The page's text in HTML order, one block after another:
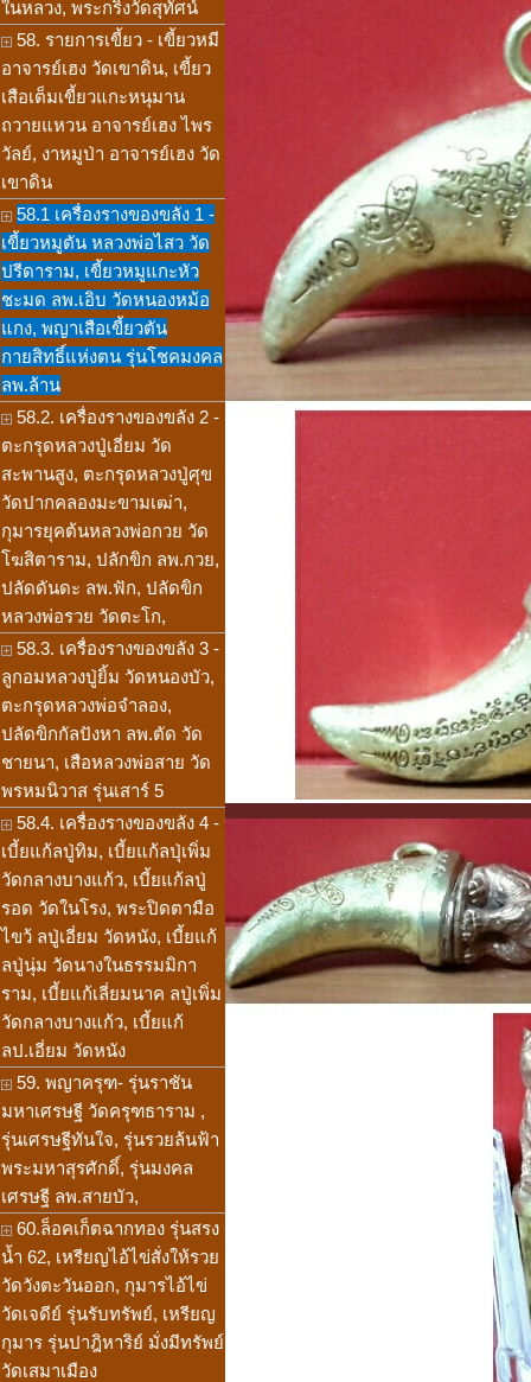
ในหลวง, พระกริ่งวัดสุทัศน์
58. รายการเขี้ยว - เขี้ยวหมี
อาจารย์เฮง วัดเขาดิน, เขี้ยว
เสือเต็มเขี้ยวแกะหนุมาน
ถวายแหวน อาจารย์เฮง ไพร
วัลย์, งาหมูป่า อาจารย์เฮง วัด
เขาดิน
58.1 เครื่องรางของขลัง 1 -
เขี้ยวหมูตัน หลวงพ่อไสว วัด
ปรีดาราม, เขี้ยวหมูแกะหัว
ชะมด ลพ.เอิบ วัดหนองหม้อ
แกง, พญาเสือเขี้ยวตัน
กายสิทธิ์แห่งตน รุ่นโชคมงคล
ลพ.ล้าน
58.2. เครื่องรางของขลัง 2 -
ตะกรุดหลวงปู่เอี่ยม วัด
สะพานสูง, ตะกรุดหลวงปู่ศุข
วัดปากคลองมะขามเฒ่า,
กุมารยุคต้นหลวงพ่อกวย วัด
โฆสิตาราม, ปลักขิก ลพ.กวย,
ปลัดดันดะ ลพ.ฟัก, ปลัดขิก
หลวงพ่อรวย วัดตะโก,
58.3. เครื่องรางของขลัง 3 -
ลูกอมหลวงปู่ยิ้ม วัดหนองบัว,
ตะกรุดหลวงพ่อจำลอง,
ปลัดขิกกัลปังหา ลพ.ตัด วัด
ชายนา, เสือหลวงพ่อสาย วัด
พรหมนิวาส รุ่นเสาร์ 5
58.4. เครื่องรางของขลัง 4 -
เบี้ยแก้ลปู่ทิม, เบี้ยแก้ลปุ่เพิ่ม
วัดกลางบางแก้ว, เบี้ยแก้ลปู่
รอด วัดในโรง, พระปิดตามือ
ไขว้ ลปู่เอี่ยม วัดหนัง, เบี้ยแก้
ลปู่นุ่ม วัดนางในธรรมมิกา
ราม, เบี้ยแก้เลี่ยมนาค ลปู่เพิ่ม
วัดกลางบางแก้ว, เบี้ยแก้
ลป.เอี่ยม วัดหนัง
59. พญาครุฑ- รุ่นราชัน
มหาเศรษฐี วัดครุฑธาราม ,
รุ่นเศรษฐีทันใจ, รุ่นรวยล้นฟ้า
พระมหาสุรศักดิ์, รุ่นมงคล
เศรษฐี ลพ.สายบัว,
60.ล็อคเก็ตฉากทอง รุ่นสรง
น้ำ 62, เหรียญไอ้ไข่สั่งให้รวย
วัดวังตะวันออก, กุมารไอ้ไข่
วัดเจดีย์ รุ่นรับทรัพย์, เหรียญ
กุมาร รุ่นปาฎิหาริย์ มั่งมีทรัพย์
วัดเสมาเมือง